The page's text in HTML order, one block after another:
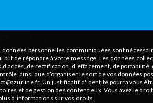
données personnelles communiquées sont
but de répondre à votre message. Les données
d’accès, de rectification, d’effacement, de
ainsi que d’organiser le sort de vos données
Un justificatif d'identité pourra vous
et de gestion des contentieux. Vous avez le
d’informations sur vos droits.